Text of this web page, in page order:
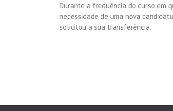
Durante a frequência do curso em
necessidade de uma nova
solicitou a sua transferência.